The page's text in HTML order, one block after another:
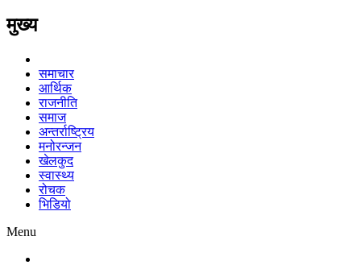
मुख्य
समाचार
आर्थिक
राजनीति
समाज
अन्तर्राष्ट्रिय
मनोरन्जन
खेलकुद
स्वास्थ्य
रोचक
भिडियो
Menu